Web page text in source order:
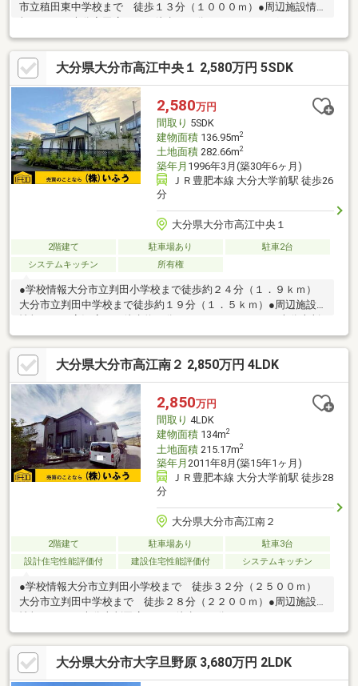
市立稙田東中学校まで 徒歩１３分（１０００ｍ）●周辺施設情
ープ生協おおいた寒田店まで 徒歩９分（７００ｍ）●ハザード
マップ情報本物件はハザードマップによる浸水想定区域には指定
されていませんが、指定されていない区域においても浸水が発生
する場合があります。＼土日祝日も営業中！／＜メール登録で優
先的に新着物件配信可能です！＞株式会社いふう〒８７０－００
４４ 大分市舞鶴町１－３－３０ＴＥＬ：０９７－５３３－２０
２２ ＦＡＸ：０９７－５２９－７１６０
大分県大分市高江中央１ 2,580万円 5SDK
2,580万円
間取り 5SDK
建物面積136.95m2
土地面積282.66m2
築年月 1996年3月(築30年6ヶ月)
ＪＲ豊肥本線 大分大学前駅 徒歩26
分
大分県大分市高江中央１
2階建て 駐車場あり
駐車2台
システムキッチン
所有権
●学校情報大分市立判田小学校まで徒歩約２４分（１．９ｋｍ）
大分市立判田中学校まで徒歩約１９分（１．５ｋｍ）●周辺施設
情報アテオ高江店まで徒歩約５分（３５０ｍ）ローソン大分上判
田店まで徒歩約１０分（８００ｍ）●ハザードマップ情報本物件
はハザードマップによる浸水想定区域には指定されていません
が、指定されていない区域においても浸水が発生する場合があり
ます。＼メールで新着物件をお届け！／不動産売買は『株式会社
いふう』にお任せ！土日祝日も営業中！
大分県大分市高江南２ 2,850万円 4LDK
2,850万円
間取り 4LDK
建物面積134m2
土地面積215.17m2
築年月 2011年8月(築15年1ヶ月)
ＪＲ豊肥本線 大分大学前駅 徒歩28
分
大分県大分市高江南２
2階建て 駐車場あり
駐車3台
設計住宅性能評価付
建設住宅性能評価付 システムキッチン
●学校情報大分市立判田小学校まで 徒歩３２分（２５００ｍ）
大分市立判田中学校まで 徒歩２８分（２２００ｍ）●周辺施設
オ高江店まで 徒歩１０分（８００ｍ）●特定行政庁の指定する
角地にあるため、１０％増の６０％となります。●ハザードマッ
プ情報本物件はハザードマップによる浸水想定区域には指定され
ていませんが、指定されていない区域においても浸水が発生する
大分県大分市大字旦野原 3,680万円 2LDK